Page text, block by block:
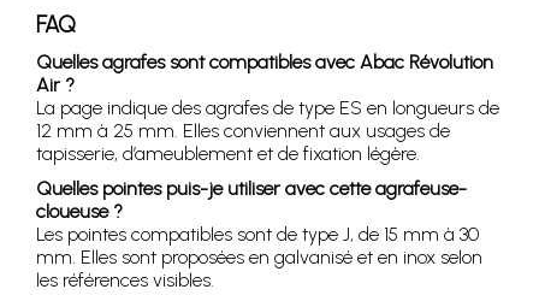
FAQ
Quelles agrafes sont compatibles avec Abac Révolution
Air ?
La page indique des agrafes de type ES en longueurs de
12 mm à 25 mm. Elles conviennent aux usages de
tapisserie, d’ameublement et de fixation légère.
Quelles pointes puis-je utiliser avec cette agrafeuse-
cloueuse ?
Les pointes compatibles sont de type J, de 15 mm à 30
mm. Elles sont proposées en galvanisé et en inox selon
les références visibles.